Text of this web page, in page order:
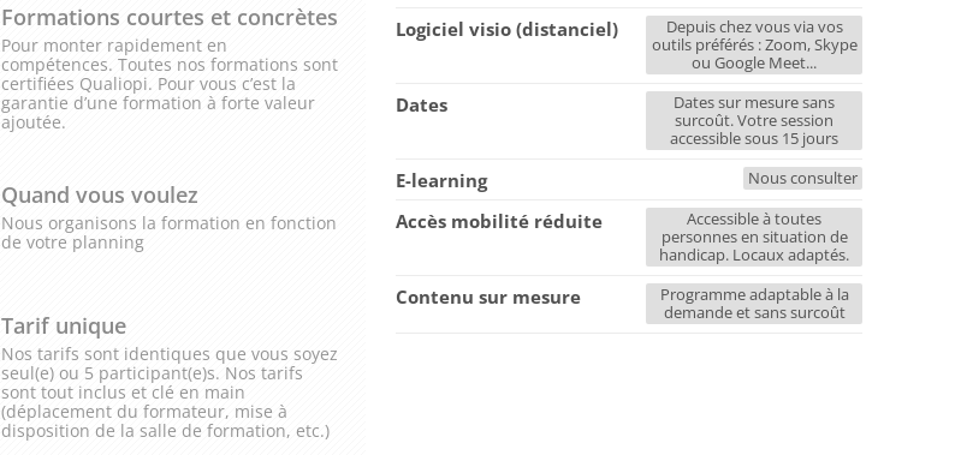
Formations courtes et concrètes
Pour monter rapidement en
compétences. Toutes nos formations sont
certifiées Qualiopi. Pour vous c’est la
garantie d’une formation à forte valeur
ajoutée.
Quand vous voulez
Nous organisons la formation en fonction
de votre planning
Tarif unique
Nos tarifs sont identiques que vous soyez
seul(e) ou 5 participant(e)s. Nos tarifs
sont tout inclus et clé en main
(déplacement du formateur, mise à
disposition de la salle de formation, etc.)
Logiciel visio (distanciel)
Depuis chez vous via vos
outils préférés : Zoom, Skype
ou Google Meet...
Dates
Dates sur mesure sans
surcoût. Votre session
accessible sous 15 jours
E-learning Nous consulter
Accès mobilité réduite
Accessible à toutes
personnes en situation de
handicap. Locaux adaptés.
Contenu sur mesure
Programme adaptable à la
demande et sans surcoût